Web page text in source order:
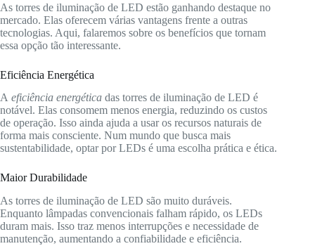
As torres de iluminação de LED estão ganhando destaque no
mercado. Elas oferecem várias vantagens frente a outras
tecnologias. Aqui, falaremos sobre os benefícios que tornam
essa opção tão interessante.
Eficiência Energética
A eficiência energética das torres de iluminação de LED é
notável. Elas consomem menos energia, reduzindo os custos
de operação. Isso ainda ajuda a usar os recursos naturais de
forma mais consciente. Num mundo que busca mais
sustentabilidade, optar por LEDs é uma escolha prática e ética.
Maior Durabilidade
As torres de iluminação de LED são muito duráveis.
Enquanto lâmpadas convencionais falham rápido, os LEDs
duram mais. Isso traz menos interrupções e necessidade de
manutenção, aumentando a confiabilidade e eficiência.